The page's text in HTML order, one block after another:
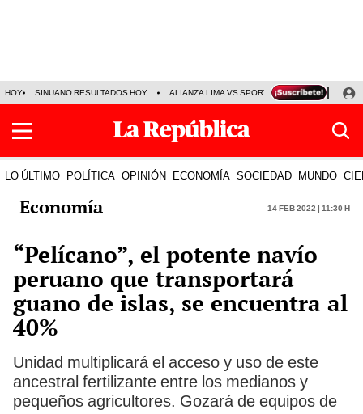
HOY SINUANO RESULTADOS HOY ALIANZA LIMA VS SPORT BOYS JORGE
LO ÚLTIMO POLÍTICA OPINIÓN ECONOMÍA SOCIEDAD MUNDO
Economía 14 Feb 2022 | 11:30 h
“Pelícano”, el potente navío
peruano que transportará
guano de islas, se encuentra al
40%
Unidad multiplicará el acceso y uso de este
ancestral fertilizante entre los medianos y
pequeños agricultores. Gozará de equipos de